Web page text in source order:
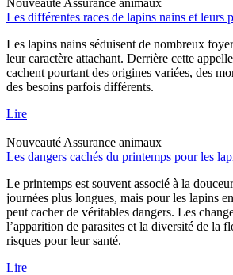
Les différentes races de lapins nains et leurs
Les lapins nains séduisent de nombreux
leur caractère attachant. Derrière cette
cachent pourtant des origines variées, des
des besoins parfois différents.
Lire
Nouveauté Assurance animaux
Les dangers cachés du printemps pour les
Le printemps est souvent associé à la
journées plus longues, mais pour les lapins
peut cacher de véritables dangers. Les
l’apparition de parasites et la diversité de la
risques pour leur santé.
Lire